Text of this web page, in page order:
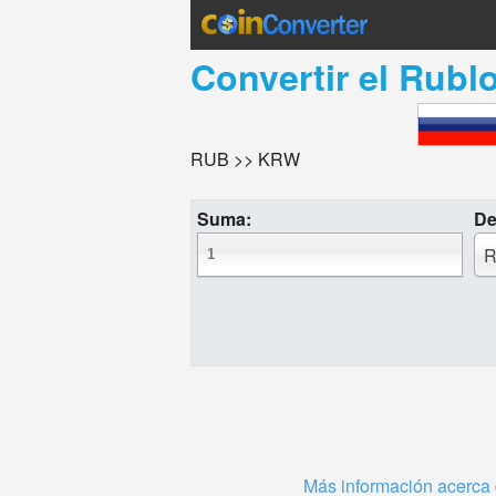
Convertir el
RUB >> KRW
Suma:
Más información